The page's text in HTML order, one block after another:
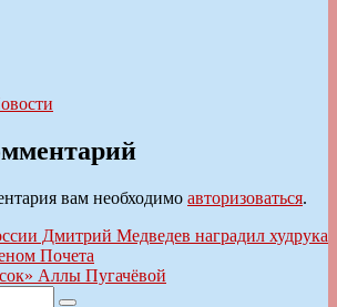
вам необходимо авторизоваться.
Дмитрий Медведев наградил худрука
Почета
Аллы Пугачёвой